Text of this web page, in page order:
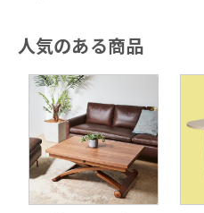
人気のある商品